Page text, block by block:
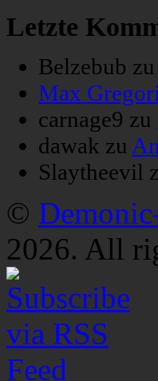
Letzte
Belzebub zu
Max
carnage9 zu
dawak zu
Slaytheevil
©
2026. All